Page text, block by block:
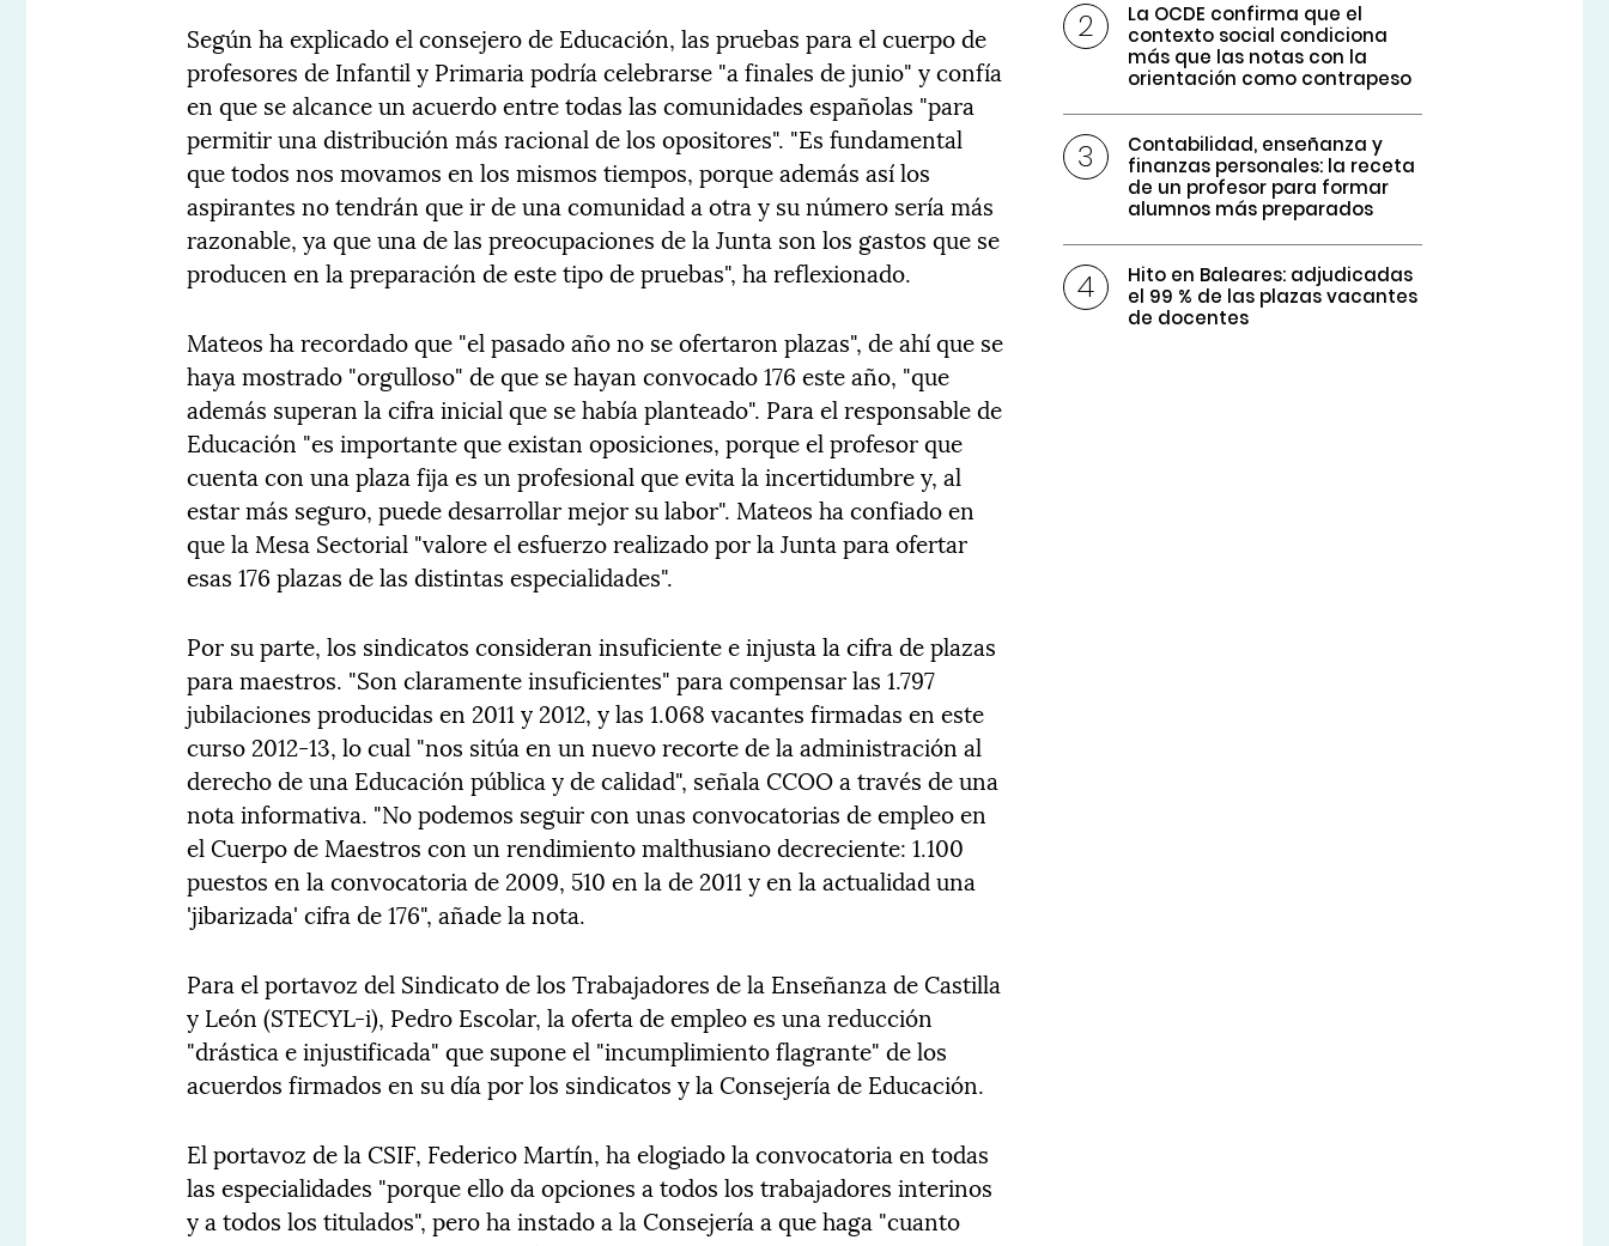
Según ha explicado el consejero de Educación, las pruebas para el cuerpo de
profesores de Infantil y Primaria podría celebrarse "a finales de junio" y confía
en que se alcance un acuerdo entre todas las comunidades españolas "para
permitir una distribución más racional de los opositores". "Es fundamental
que todos nos movamos en los mismos tiempos, porque además así los
aspirantes no tendrán que ir de una comunidad a otra y su número sería más
razonable, ya que una de las preocupaciones de la Junta son los gastos que se
producen en la preparación de este tipo de pruebas", ha reflexionado.
Mateos ha recordado que "el pasado año no se ofertaron plazas", de ahí que se
haya mostrado "orgulloso" de que se hayan convocado 176 este año, "que
además superan la cifra inicial que se había planteado". Para el responsable de
Educación "es importante que existan oposiciones, porque el profesor que
cuenta con una plaza fija es un profesional que evita la incertidumbre y, al
estar más seguro, puede desarrollar mejor su labor". Mateos ha confiado en
que la Mesa Sectorial "valore el esfuerzo realizado por la Junta para ofertar
esas 176 plazas de las distintas especialidades".
Por su parte, los sindicatos consideran insuficiente e injusta la cifra de plazas
para maestros. "Son claramente insuficientes" para compensar las 1.797
jubilaciones producidas en 2011 y 2012, y las 1.068 vacantes firmadas en este
curso 2012-13, lo cual "nos sitúa en un nuevo recorte de la administración al
derecho de una Educación pública y de calidad", señala CCOO a través de una
nota informativa. "No podemos seguir con unas convocatorias de empleo en
el Cuerpo de Maestros con un rendimiento malthusiano decreciente: 1.100
puestos en la convocatoria de 2009, 510 en la de 2011 y en la actualidad una
'jibarizada' cifra de 176", añade la nota.
Para el portavoz del Sindicato de los Trabajadores de la Enseñanza de Castilla
y León (STECYL-i), Pedro Escolar, la oferta de empleo es una reducción
"drástica e injustificada" que supone el "incumplimiento flagrante" de los
acuerdos firmados en su día por los sindicatos y la Consejería de Educación.
El portavoz de la CSIF, Federico Martín, ha elogiado la convocatoria en todas
las especialidades "porque ello da opciones a todos los trabajadores interinos
y a todos los titulados", pero ha instado a la Consejería a que haga "cuanto
La OCDE confirma que el
contexto social condiciona
más que las notas con la
orientación como contrapeso
Contabilidad, enseñanza y
finanzas personales: la receta
de un profesor para formar
alumnos más preparados
Hito en Baleares: adjudicadas
el 99 % de las plazas vacantes
de docentes